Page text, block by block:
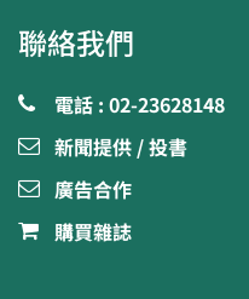
聯絡我們
電話 : 02-23628148
新聞提供 / 投書
廣告合作
購買雜誌